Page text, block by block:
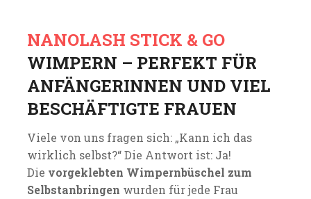
NANOLASH STICK & GO
WIMPERN – PERFEKT FÜR
ANFÄNGERINNEN UND VIEL
BESCHÄFTIGTE FRAUEN
Viele von uns fragen sich: „Kann ich das
wirklich selbst?“ Die Antwort ist: Ja!
Die vorgeklebten Wimpernbüschel zum
Selbstanbringen wurden für jede Frau